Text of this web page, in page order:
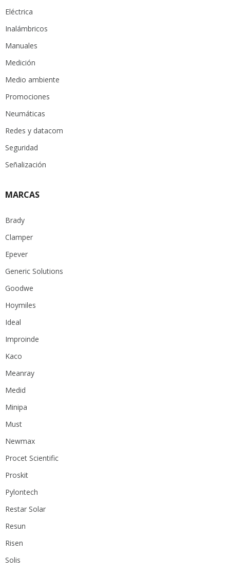
Eléctrica
Inalámbricos
Manuales
Medición
Medio ambiente
Promociones
Neumáticas
Redes y datacom
Seguridad
Señalización
MARCAS
Brady
Clamper
Epever
Generic Solutions
Goodwe
Hoymiles
Ideal
Improinde
Kaco
Meanray
Medid
Minipa
Must
Newmax
Procet Scientific
Proskit
Pylontech
Restar Solar
Resun
Risen
Solis